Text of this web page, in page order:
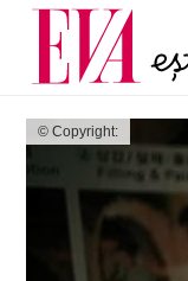
© Copyright:
Carieră
Actualitate